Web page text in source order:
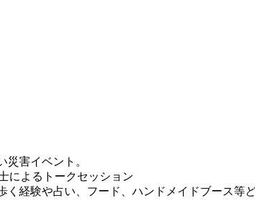
害イベント。
によるトークセッション
経験や占い、フード、ハンドメイドブース等